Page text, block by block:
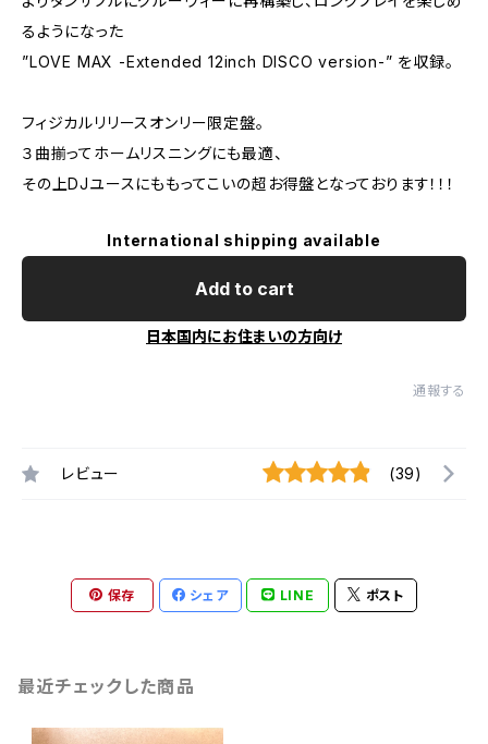
るようになった
”LOVE MAX -Extended 12inch DISCO version-” を収録。
フィジカルリリースオンリー限定盤。
３曲揃ってホームリスニングにも最適、
その上DJユースにももってこいの超お得盤となっております！！！
International shipping available
Add to cart
日本国内にお住まいの方向け
通報する
レビュー (39)
保存 シェア LINE ポスト
最近チェックした商品